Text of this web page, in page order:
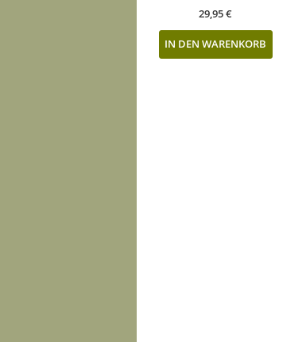
29,95€
IN DEN WARENKORB